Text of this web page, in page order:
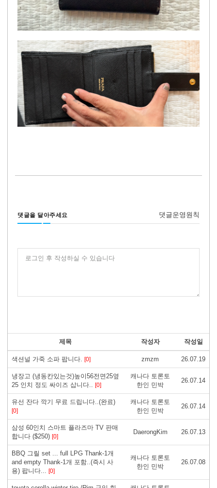
댓글을 달아주세요 댓글운영원칙
로그인 후 작성하실 수 있습니다
제목 작성자 작성일
색션널 가죽 소파 팝니다. [0] zmzm 26.07.19
냉장고 (냉동칸있는것)높이56전면25옆
25 인치 정도 싸이즈 삽니다.. [0]
캐나다 토론토
한인 민박
26.07.14
유선 잔다 깍기 무료 드립니다..(완료)
[0]
캐나다 토론토
한인 민박
26.07.14
삼성 60인치 스마트 플라즈마 TV 판매
합니다 ($250) [0]
DaerongKim 26.07.13
BBQ 그릴 set ... full LPG Thank-1개
and empty Thank-1개 포함..(즉시 사
용) 팝니다... [0]
캐나다 토론토
한인 민박
26.07.08